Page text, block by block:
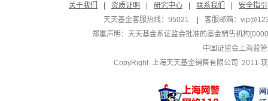
关于我们
资质证明 研究中心 联系我们
安全指引
天天基金客服热线：95021
客服邮箱：
郑重声明： 天天基金系证监会批准的基金销售机构
中国证监会上海监
CopyRight 上海天天基金销售有限公司 2011-